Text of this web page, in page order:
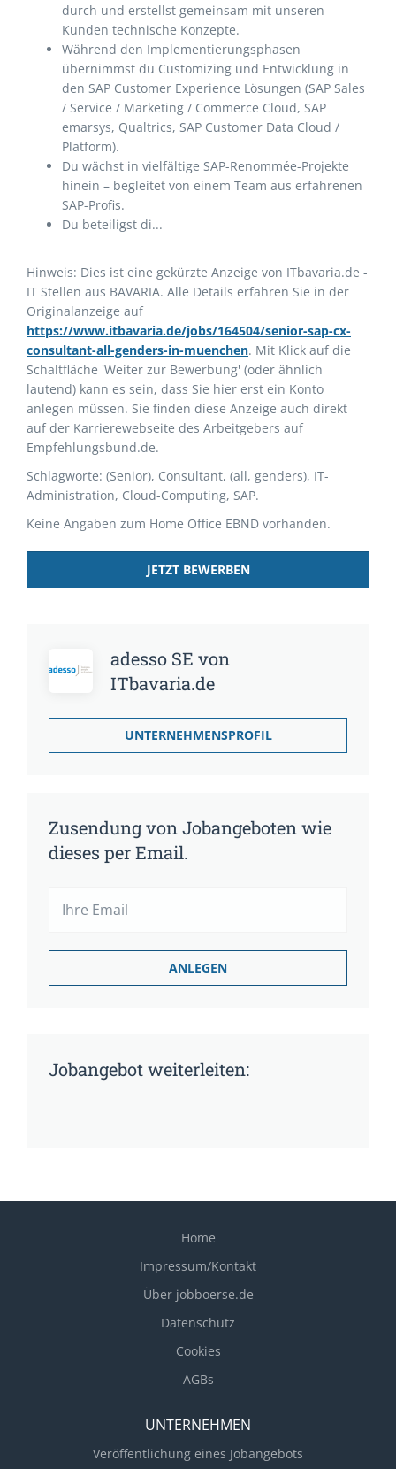
durch und erstellst gemeinsam mit unseren
Kunden technische Konzepte.
Während den Implementierungsphasen
übernimmst du Customizing und Entwicklung in
den SAP Customer Experience Lösungen (SAP Sales
/ Service / Marketing / Commerce Cloud, SAP
emarsys, Qualtrics, SAP Customer Data Cloud /
Platform).
Du wächst in vielfältige SAP-Renommée-Projekte
hinein – begleitet von einem Team aus erfahrenen
SAP-Profis.
Du beteiligst di...
Hinweis: Dies ist eine gekürzte Anzeige von ITbavaria.de -
IT Stellen aus BAVARIA. Alle Details erfahren Sie in der
Originalanzeige auf
https://www.itbavaria.de/jobs/164504/senior-sap-cx-
consultant-all-genders-in-muenchen. Mit Klick auf die
Schaltfläche 'Weiter zur Bewerbung' (oder ähnlich
lautend) kann es sein, dass Sie hier erst ein Konto
anlegen müssen. Sie finden diese Anzeige auch direkt
auf der Karrierewebseite des Arbeitgebers auf
Empfehlungsbund.de.
Schlagworte: (Senior), Consultant, (all, genders), IT-
Administration, Cloud-Computing, SAP.
Keine Angaben zum Home Office EBND vorhanden.
JETZT BEWERBEN
adesso SE von
ITbavaria.de
UNTERNEHMENSPROFIL
Zusendung von Jobangeboten wie
dieses per Email.
Jobangebot weiterleiten:
Home
Impressum/Kontakt
Über jobboerse.de
Datenschutz
Cookies
AGBs
UNTERNEHMEN
Veröffentlichung eines Jobangebots